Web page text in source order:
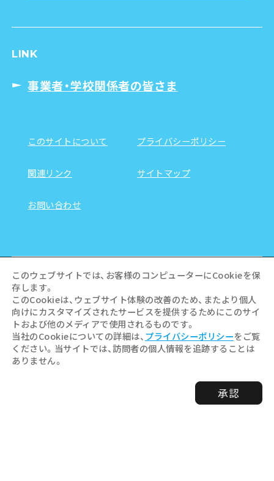
LINK
事業者・学校関係者の皆さま
このサイトについて プライバシーポリシー
関連リンク サイトマップ
お問い合わせ
©Hiroshima Tourism Association /
Hiroshima Prefecture / Hiroshima City .
このウェブサイトでは、お客様のコンピューターにCookieを保
存します。
このCookieは、ウェブサイト体験の改善のため、またより個人
向けにカスタマイズされたサービスを提供するためにこのサイ
トおよび他のメディアで使用されるものです。
当社のCookieについての詳細は、 プライバシーポリシーをご覧
ください。当サイトでは、訪問者の個人情報を追跡することは
ありません。
承認